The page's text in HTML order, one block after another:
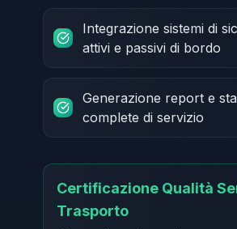
Integrazione sistemi di
attivi e passivi di bordo
Generazione report e
complete di servizio
Certificazione Qualità
Trasporto